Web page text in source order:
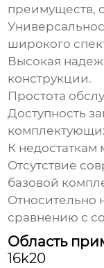
преимуществ,
широкого
Высокая
конструкции.
Простота
Доступность
К недостаткам
Отсутствие
базовой
Относительно
сравнению с
Область
16k20